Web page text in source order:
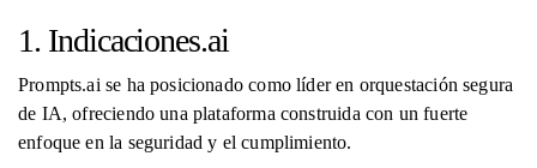
1. Indicaciones.ai
Prompts.ai se ha posicionado como líder en orquestación segura
de IA, ofreciendo una plataforma construida con un fuerte
enfoque en la seguridad y el cumplimiento.